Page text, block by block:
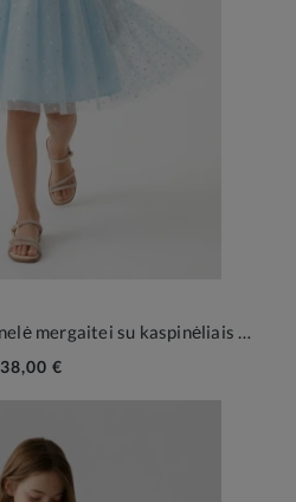
Žydra proginė tiulinė suknelė mergaitei su kaspinėliais Rina
38,00 €